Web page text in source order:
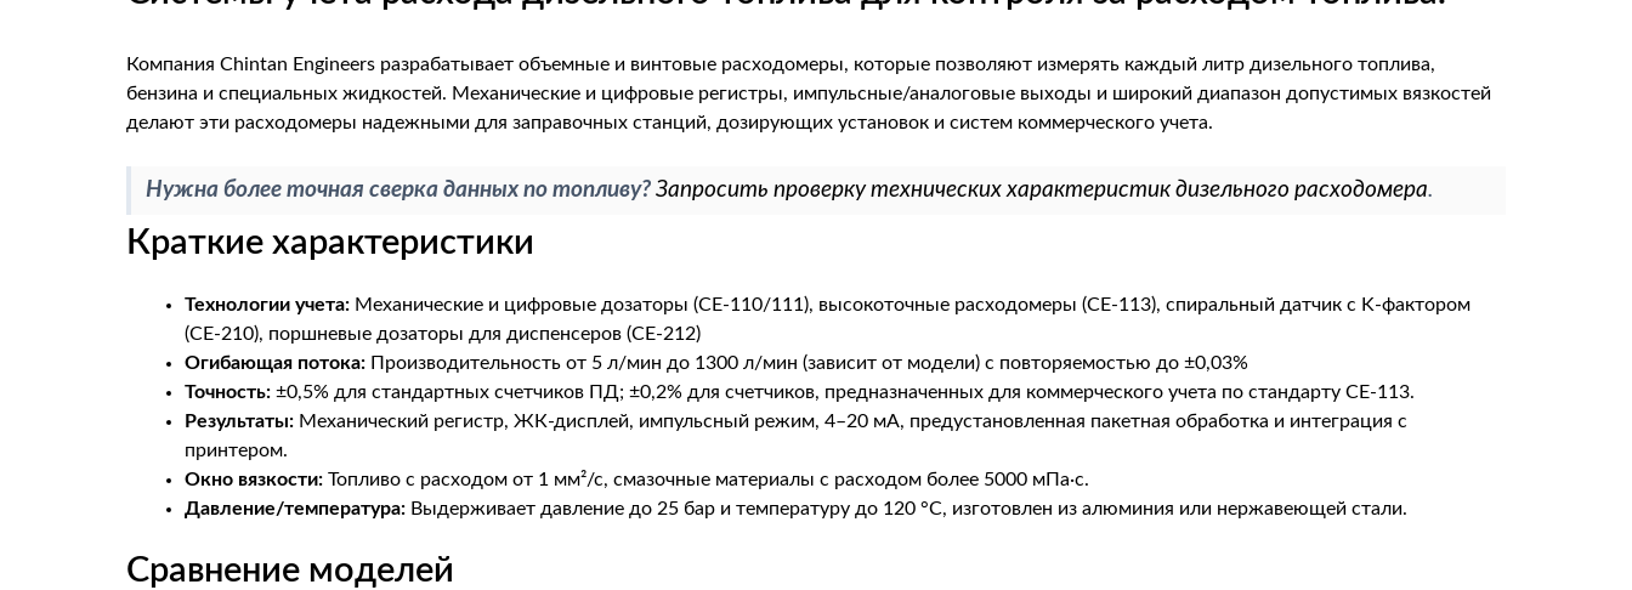
বাংলা
Português
Компания Chintan Engineers разрабатывает объемные и винтовые расходомеры, которые позволяют измерять каждый литр дизельного топлива,
бензина и специальных жидкостей. Механические и цифровые регистры, импульсные/аналоговые выходы и широкий диапазон допустимых вязкостей
делают эти расходомеры надежными для заправочных станций, дозирующих установок и систем коммерческого учета.
Нужна более точная сверка данных по топливу? Запросить проверку технических характеристик дизельного расходомера.
Краткие характеристики
Технологии учета: Механические и цифровые дозаторы (CE-110/111), высокоточные расходомеры (CE-113), спиральный датчик с K-фактором
(CE-210), поршневые дозаторы для диспенсеров (CE-212)
Огибающая потока: Производительность от 5 л/мин до 1300 л/мин (зависит от модели) с повторяемостью до ±0,03%
Точность: ±0,5% для стандартных счетчиков ПД; ±0,2% для счетчиков, предназначенных для коммерческого учета по стандарту CE-113.
Результаты: Механический регистр, ЖК-дисплей, импульсный режим, 4–20 мА, предустановленная пакетная обработка и интеграция с
принтером.
Окно вязкости: Топливо с расходом от 1 мм²/с, смазочные материалы с расходом более 5000 мПа·с.
Давление/температура: Выдерживает давление до 25 бар и температуру до 120 °C, изготовлен из алюминия или нержавеющей стали.
Сравнение моделей